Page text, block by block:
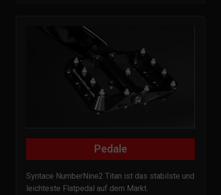
Pedale
Syntace NumberNine2 Titan ist das stabilste und
leichteste Flatpedal auf dem Markt.